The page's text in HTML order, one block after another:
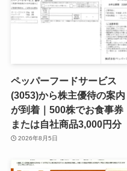
ペッパーフードサービス
(3053)から株主優待の案内
が到着｜500株でお食事券
または自社商品3,000円分
2026年8月5日